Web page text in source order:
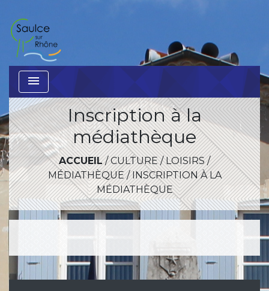
menu
Inscription à la
médiathèque
ACCUEIL/CULTURE / LOISIRS/
MÉDIATHÈQUE/INSCRIPTION À LA
MÉDIATHÈQUE